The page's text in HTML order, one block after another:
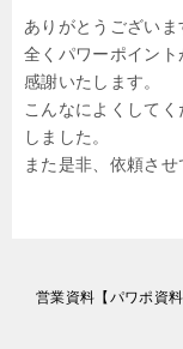
ありがとうございま
全くパワーポイント
感謝いたします。
こんなによくして
しました。
また是非、依頼させ